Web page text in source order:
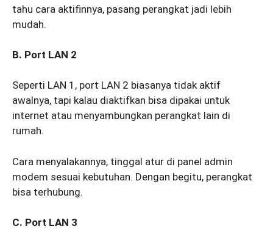
tahu cara aktifinnya, pasang perangkat jadi lebih
mudah.
B. Port LAN 2
Seperti LAN 1, port LAN 2 biasanya tidak aktif
awalnya, tapi kalau diaktifkan bisa dipakai untuk
internet atau menyambungkan perangkat lain di
rumah.
Cara menyalakannya, tinggal atur di panel admin
modem sesuai kebutuhan. Dengan begitu, perangkat
bisa terhubung.
C. Port LAN 3